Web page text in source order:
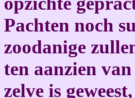
Pachten noch
zoodanige
ten aanzien
zelve is